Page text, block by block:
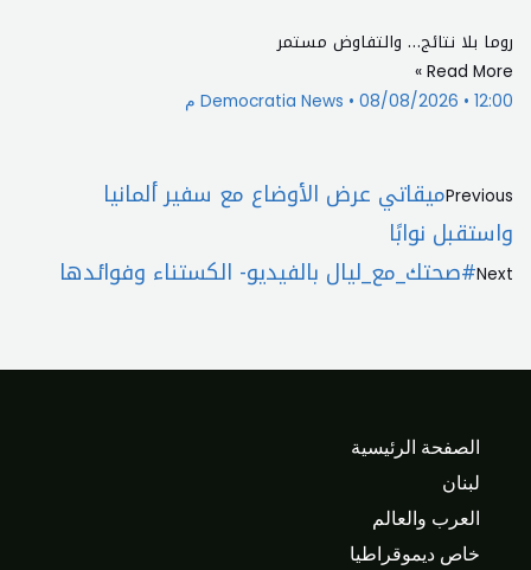
روما بلا نتائج… والتفاوض مستمر
Read More »
Democratia News
08/08/2026
12:00 م
Previousميقاتي عرض الأوضاع مع سفير ألمانيا
واستقبل نوابًا
Next#صحتك_مع_ليال بالفيديو- الكستناء وفوائدها
الصفحة الرئيسية
لبنان
العرب والعالم
خاص ديموقراطيا